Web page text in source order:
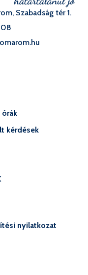
Szabadság tér 1.
kérdések
nyilatkozat